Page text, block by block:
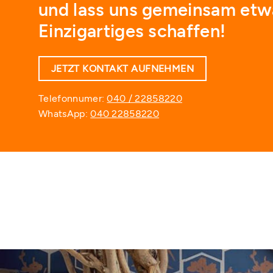
und lass uns gemeinsam
Einzigartiges schaffen!
JETZT KONTAKT AUFNEHMEN
Telefonnumer:040 / 22858220
WhatsApp:040 22858220